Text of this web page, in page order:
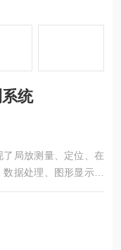
统
局放测量、定位、在
据处理、图形显示、